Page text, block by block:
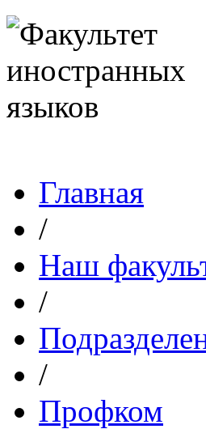
Главная
/
Наш
/
/
Профком